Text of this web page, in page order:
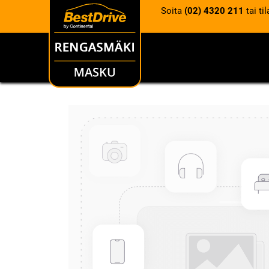
Soita (02) 4320 211 tai
RENKAAT